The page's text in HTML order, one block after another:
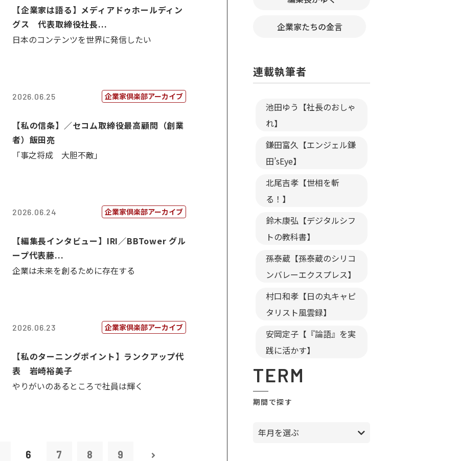
【企業家は語る】メディアドゥホールディン
グス 代表取締役社長...
日本のコンテンツを世界に発信したい
2026.06.25 企業家倶楽部アーカイブ
【私の信条】／セコム取締役最高顧問（創業
者）飯田亮
「事之将成 大胆不敵」
2026.06.24 企業家倶楽部アーカイブ
【編集長インタビュー】IRI／BBTower グル
ープ代表藤...
企業は未来を創るために存在する
2026.06.23 企業家倶楽部アーカイブ
【私のターニングポイント】ランクアップ代
表 岩崎裕美子
やりがいのあるところで社員は輝く
6 7 8 9
企業家たちの金言
連載執筆者
池田ゆう【社長のおしゃ
れ】
鎌田富久【エンジェル鎌
田’sEye】
北尾吉孝【世相を斬
る！】
鈴木康弘【デジタルシフ
トの教科書】
孫泰蔵【孫泰蔵のシリコ
ンバレーエクスプレス】
村口和孝【日の丸キャピ
タリスト風雲録】
安岡定子【『論語』を実
践に活かす】
TERM
期間で探す
年月を選ぶ